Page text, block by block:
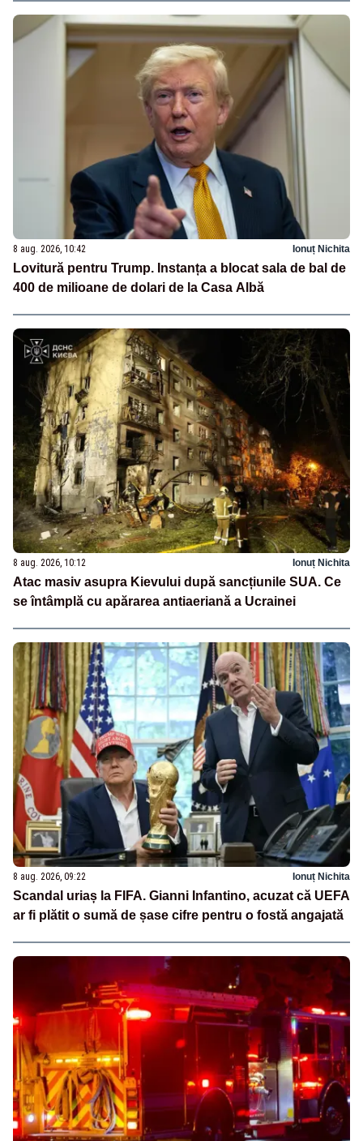
8 aug. 2026, 10:42 Ionuț Nichita
Lovitură pentru Trump. Instanța a blocat sala de bal de
400 de milioane de dolari de la Casa Albă
8 aug. 2026, 10:12 Ionuț Nichita
Atac masiv asupra Kievului după sancțiunile SUA. Ce
se întâmplă cu apărarea antiaeriană a Ucrainei
8 aug. 2026, 09:22 Ionuț Nichita
Scandal uriaș la FIFA. Gianni Infantino, acuzat că UEFA
ar fi plătit o sumă de șase cifre pentru o fostă angajată